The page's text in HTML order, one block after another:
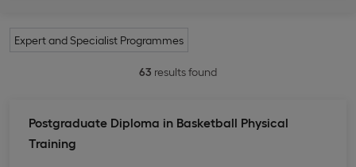
Expert and Specialist Programmes
63 results found
Postgraduate Diploma in Basketball Physical
Training